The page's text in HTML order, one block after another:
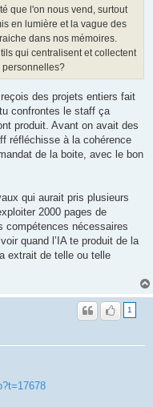
que l'on nous vend, surtout
en lumière et la vague des
dans nos mémoires.
qui centralisent et collectent
personnelles?
des projets entiers fait
confrontes le staff ça
produit. Avant on avait des
réfléchisse à la cohérence
de la boite, avec le bon
qui aurait pris plusieurs
2000 pages de
compétences nécessaires
quand l’IA te produit de la
extrait de telle ou telle
1